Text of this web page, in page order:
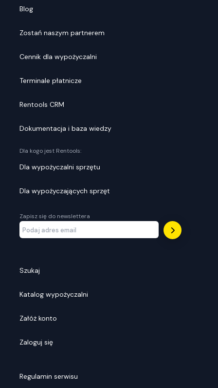
Blog
Zostań naszym partnerem
Cennik dla wypożyczalni
Terminale płatnicze
Rentools CRM
Dokumentacja i baza wiedzy
Dla kogo jest Rentools:
Dla wypożyczalni sprzętu
Dla wypożyczających sprzęt
Zapisz się do newslettera
Szukaj
Katalog wypożyczalni
Załóż konto
Zaloguj się
Regulamin serwisu